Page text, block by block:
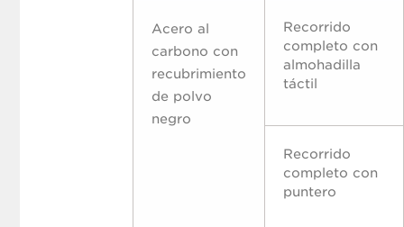
Acero al
carbono con
recubrimiento
de polvo
negro
Recorrido
completo con
almohadilla
táctil
Recorrido
completo con
puntero